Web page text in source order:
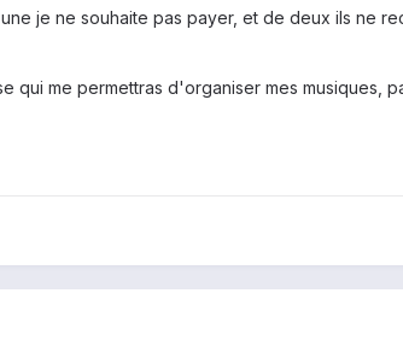
je ne souhaite pas payer, et de deux ils ne
me permettras d'organiser mes musiques,